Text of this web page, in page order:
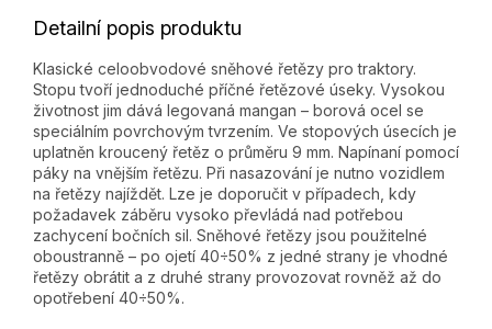
Detailní popis produktu
Klasické celoobvodové sněhové řetězy pro traktory.
Stopu tvoří jednoduché příčné řetězové úseky. Vysokou
životnost jim dává legovaná mangan – borová ocel se
speciálním povrchovým tvrzením. Ve stopových úsecích je
uplatněn kroucený řetěz o průměru 9 mm. Napínaní pomocí
páky na vnějším řetězu. Při nasazování je nutno vozidlem
na řetězy najíždět. Lze je doporučit v případech, kdy
požadavek záběru vysoko převládá nad potřebou
zachycení bočních sil. Sněhové řetězy jsou použitelné
oboustranně – po ojetí 40÷50% z jedné strany je vhodné
řetězy obrátit a z druhé strany provozovat rovněž až do
opotřebení 40÷50%.